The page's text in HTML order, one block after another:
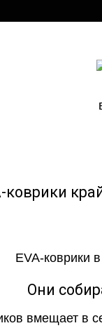
коврики
Они
вмещает в